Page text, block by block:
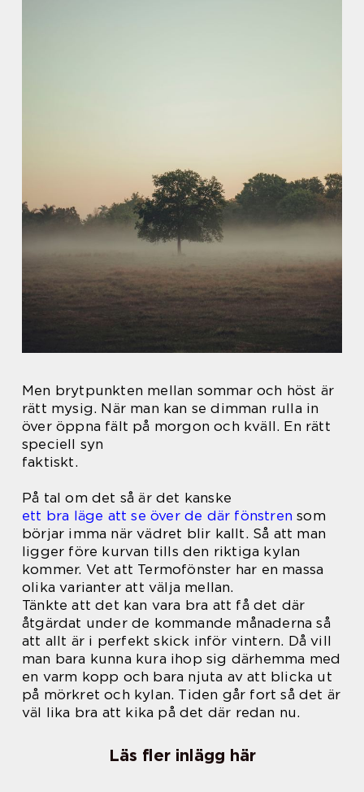
Men brytpunkten mellan sommar och höst är
rätt mysig. När man kan se dimman rulla in
över öppna fält på morgon och kväll. En rätt
speciell syn
faktiskt.
På tal om det så är det kanske
ett bra läge att se över de där fönstren som
börjar imma när vädret blir kallt. Så att man
ligger före kurvan tills den riktiga kylan
kommer. Vet att Termofönster har en massa
olika varianter att välja mellan.
Tänkte att det kan vara bra att få det där
åtgärdat under de kommande månaderna så
att allt är i perfekt skick inför vintern. Då vill
man bara kunna kura ihop sig därhemma med
en varm kopp och bara njuta av att blicka ut
på mörkret och kylan. Tiden går fort så det är
väl lika bra att kika på det där redan nu.
Läs fler inlägg här